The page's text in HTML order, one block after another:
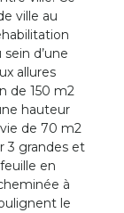
ville au
d’une
allures
de 150 m2
hauteur
de 70 m2
3 grandes et
en
à
le